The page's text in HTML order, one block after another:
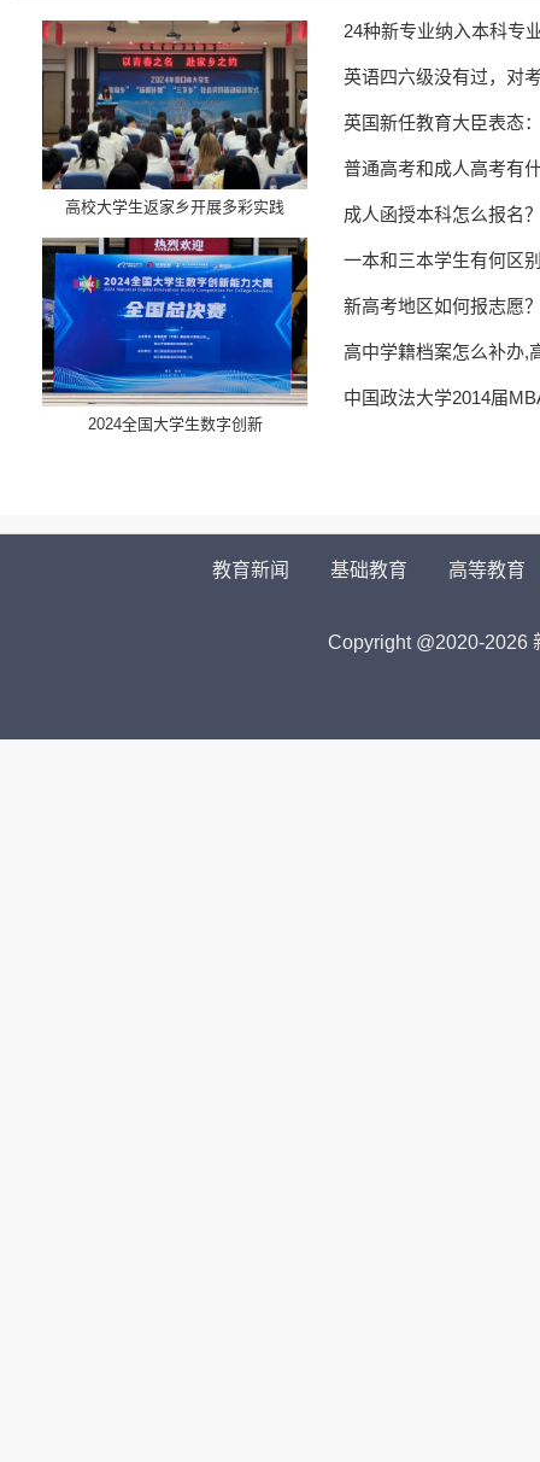
高校大学生返家乡开展多彩实践
​2024全国大学生数字创新
24种新专业纳入本科专
英语四六级没有过，对
英国新任教育大臣表态
普通高考和成人高考有
成人函授本科怎么报名
一本和三本学生有何区
新高考地区如何报志愿
高中学籍档案怎么补办,
中国政法大学2014届
教育新闻 基础教育 高等教育
Copyright @2020-2026